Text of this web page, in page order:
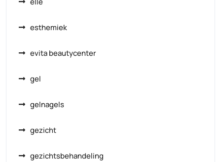
esthemiek
evita beautycenter
gel
gelnagels
gezicht
gezichtsbehandeling